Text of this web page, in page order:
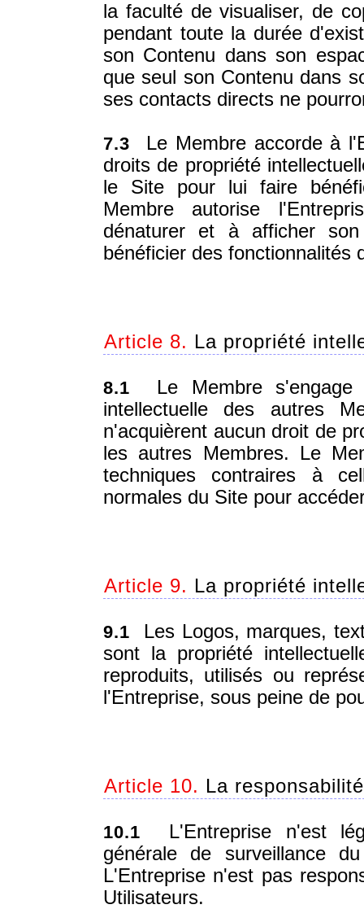
la faculté de visualiser, de
pendant toute la durée
son Contenu dans son
que seul son Contenu dans
ses contacts directs ne
7.3 Le Membre accorde à
droits de propriété
le Site pour lui faire
Membre autorise
dénaturer et à afficher
bénéficier des fonctionnalités
Article 8. La propriété
8.1 Le Membre s'engage
intellectuelle des autres
n'acquièrent aucun droit de
les autres Membres. Le
techniques contraires à
normales du Site pour
Article 9. La propriété
9.1 Les Logos, marques,
sont la propriété
reproduits, utilisés ou
l'Entreprise, sous peine de
Article 10. La
10.1 L'Entreprise n'est
générale de surveillance
L'Entreprise n'est pas
Utilisateurs.